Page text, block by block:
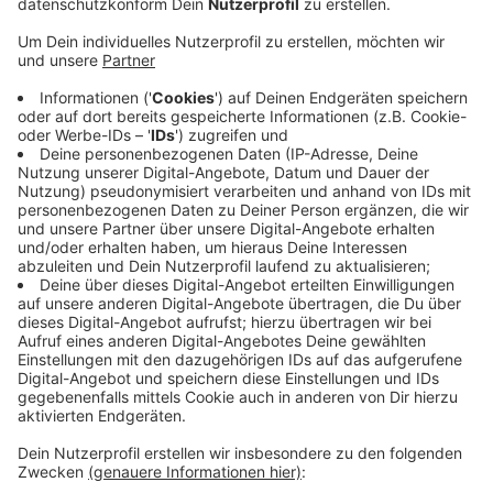
Anzeige
Die A57 Nimwegen Richtung Köln war heute
stundenlang gesperrt. In der Nacht hatte ein Laster
bei Krefeld Klärschlamm verloren. Offenbar weil die
Ladeklappe auf war. Begonnen hatte das Unglück bei
Krefeld-Gartenstadt, bemerkt hatte der Fahrer am
Kaarster Kreuz. Mehrere Fahrzeuge waren in dem
Klärschlamm ausgerutscht - mindestens ein Mensch
wurde auch leicht verletzt. Um 14 Uhr war die
Fahrbahn wieder sauber.